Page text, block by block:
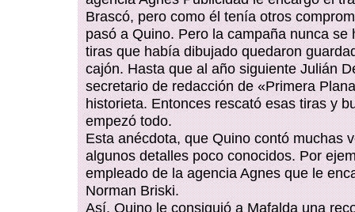
Brascó, pero como él tenía otros
pasó a Quino. Pero la campaña nunca se
tiras que había dibujado quedaron
cajón. Hasta que al año siguiente Julián
secretario de redacción de «Primera
historieta. Entonces rescató esas tiras y
empezó todo.
Esta anécdota, que Quino contó muchas
algunos detalles poco conocidos. Por
empleado de la agencia Agnes que le
Norman Briski.
Así, Quino le consiguió a Mafalda una